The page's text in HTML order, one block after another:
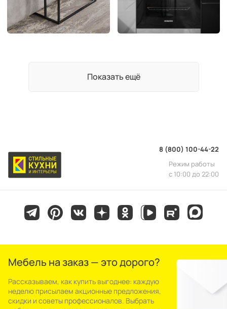
Показать ещё
8 (800) 100-44-22
Режим работы
с 10:00 до 22:00
Мебель на заказ — это дорого?
Рассказываем, как купить выгоднее: каждую
неделю присылаем акционные предложения,
скидки и советы профессионалов. Выбрать